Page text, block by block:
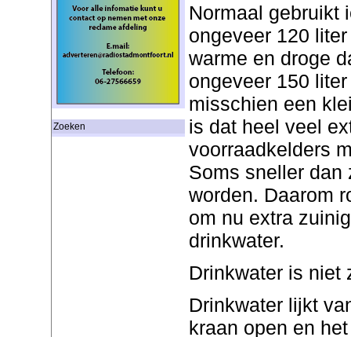
Zoeken
Normaal gebruikt
ongeveer 120
warme en droge
ongeveer 150
misschien een
is dat heel veel
voorraadkelders
Soms sneller dan
worden. Daarom
om nu extra
drinkwater.
Drinkwater is niet
Drinkwater lijkt
kraan open en